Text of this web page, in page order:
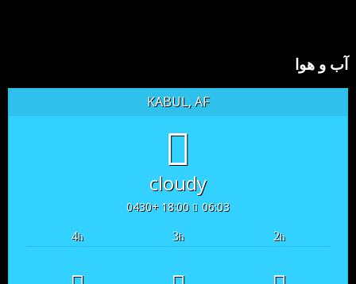
آب و هوا
KABUL, AF
cloudy
06:03
18:00 +0430
2h
3h
4h